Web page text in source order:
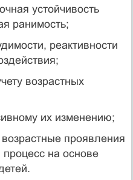
устойчивость
ранимость;
реактивности
возрастных
их изменению;
проявления
процесс на основе